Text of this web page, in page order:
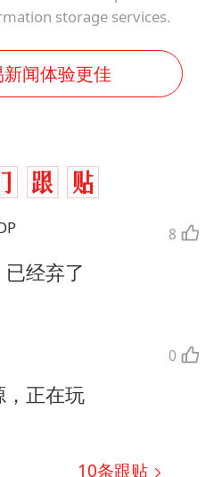
storage services.
闻体验更佳
8
经弃了
0
，正在玩
10条跟贴